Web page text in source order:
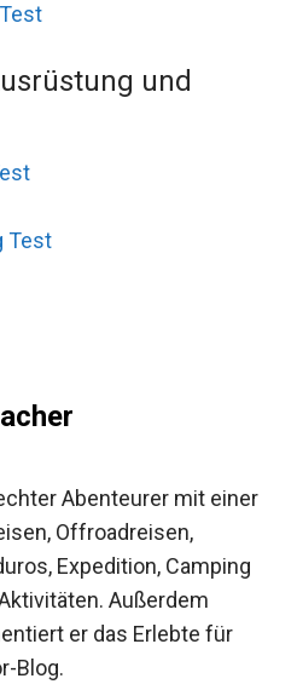
und
Test
Abenteurer mit einer
Offroadreisen,
Expedition, Camping
Außerdem
er das Erlebte für
Blog.